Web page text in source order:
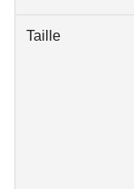
Taille